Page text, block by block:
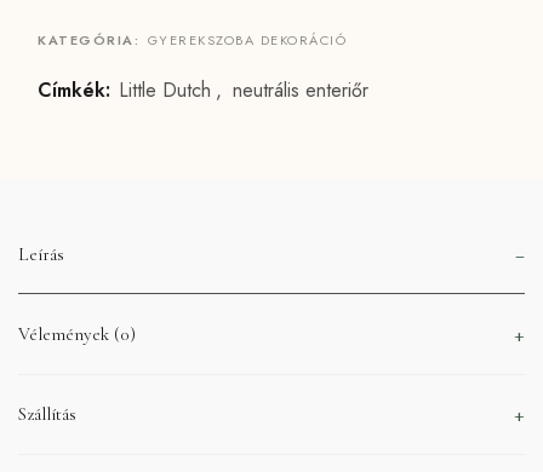
KATEGÓRIA: GYEREKSZOBA DEKORÁCIÓ
Címkék: Little Dutch , neutrális enteriőr
Leírás
Vélemények (0)
Szállítás